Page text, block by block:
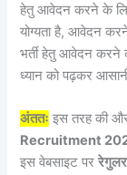
हेतु आवेदन करने के
योग्यता है, आवेदन
भर्ती हेतु आवेदन करने
ध्यान को पढ़कर
अंततः इस तरह की
Recruitment
इस वेबसाइट पर